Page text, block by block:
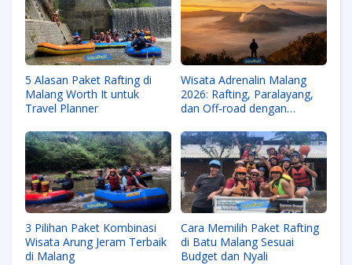
5 Alasan Paket Rafting di
Malang Worth It untuk
Travel Planner
Wisata Adrenalin Malang
2026: Rafting, Paralayang,
dan Off-road dengan
3 Pilihan Paket Kombinasi
Wisata Arung Jeram Terbaik
di Malang
Cara Memilih Paket Rafting
di Batu Malang Sesuai
Budget dan Nyali